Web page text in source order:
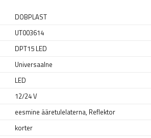
DOBPLAST
UT003614
DPT15 LED
Universaalne
LED
12/24 V
eesmine ääretulelaterna, Reflektor
korter